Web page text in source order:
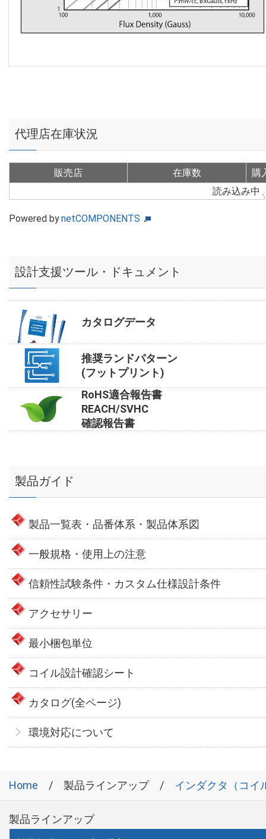
代理店在庫状況
販売店 在庫数
購
読み込み中
Powered bynetCOMPONENTS
設計支援ツール・ドキュメント
カタログデータ
推奨ランドパターン
(フットプリント)
RoHS適合報告書
REACH/SVHC
確認報告書
製品ガイド
製品一覧表・品番体系・製品体系図
一般規格・使用上の注意
信頼性試験条件・カスタム仕様設計条件
アクセサリー
最小梱包単位
コイル設計確認シート
カタログ(全ページ)
環境対応について
Home 製品ラインアップ インダクタ（コイ
製品ラインアップ